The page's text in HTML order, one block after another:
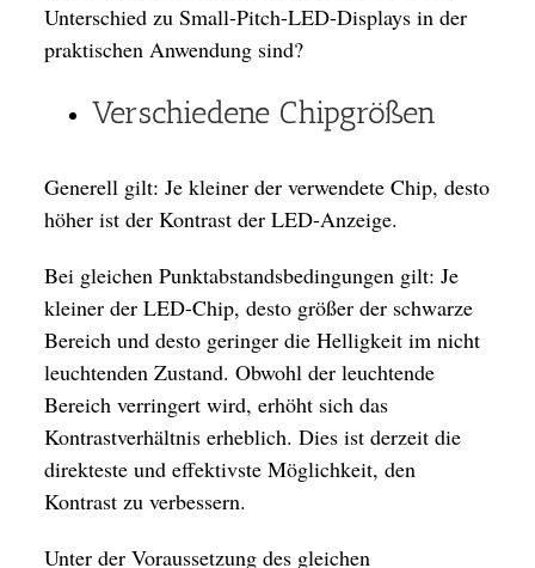
Unterschied zu Small-Pitch-LED-Displays in der
praktischen Anwendung sind?
Verschiedene Chipgrößen
Generell gilt: Je kleiner der verwendete Chip, desto
höher ist der Kontrast der LED-Anzeige.
Bei gleichen Punktabstandsbedingungen gilt: Je
kleiner der LED-Chip, desto größer der schwarze
Bereich und desto geringer die Helligkeit im nicht
leuchtenden Zustand. Obwohl der leuchtende
Bereich verringert wird, erhöht sich das
Kontrastverhältnis erheblich. Dies ist derzeit die
direkteste und effektivste Möglichkeit, den
Kontrast zu verbessern.
Unter der Voraussetzung des gleichen